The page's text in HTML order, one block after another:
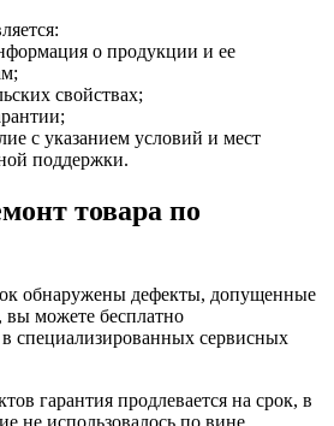
о продукции и ее
свойствах;
с указанием условий и мест
поддержки.
товара по
обнаружены дефекты, допущенные
вы можете бесплатно
в специализированных сервисных
гарантия продлевается на срок, в
не использовалось по вине